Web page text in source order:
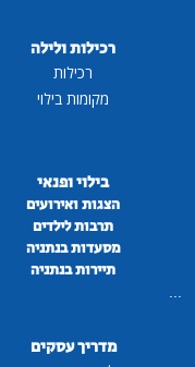
רכילות ולילה
רכילות
מקומות בילוי
בילוי ופנאי
הצגות ואירועים
תרבות לילדים
מסעדות בנתניה
תיירות בנתניה
...
מדריך עסקים